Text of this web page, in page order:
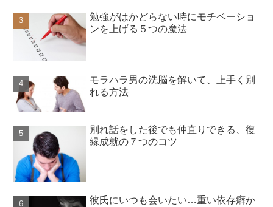
勉強がはかどらない時にモチベーショ
ンを上げる５つの魔法
モラハラ男の洗脳を解いて、上手く別
れる方法
別れ話をした後でも仲直りできる、復
縁成就の７つのコツ
彼氏にいつも会いたい…重い依存癖か